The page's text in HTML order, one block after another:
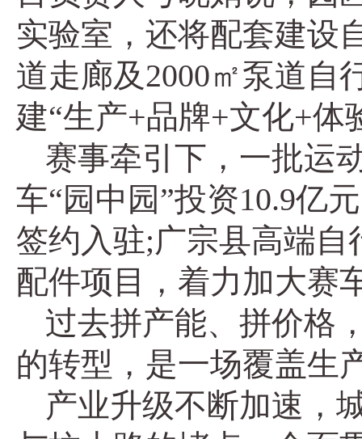
实验室，还将配套建设
道走廊及2000㎡泵道自
建“生产+品牌+文化+体
赛事牵引下，一批运
车“园中园”投资10.9亿
签约入驻;广宗县高端
配件项目，着力加大赛
过去拼产能、拼价格
的转型，是一场覆盖生
产业升级不断加速，